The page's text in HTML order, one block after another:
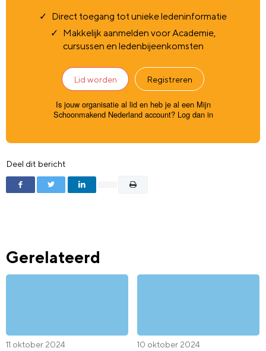
Direct toegang tot unieke ledeninformatie
Makkelijk aanmelden voor Academie,
cursussen en ledenbijeenkomsten
Lid worden Registreren
Is jouw organisatie al lid en heb je al een Mijn
Schoonmakend Nederland account? Log dan in
Deel dit bericht
Gerelateerd
11 oktober 2024 10 oktober 2024